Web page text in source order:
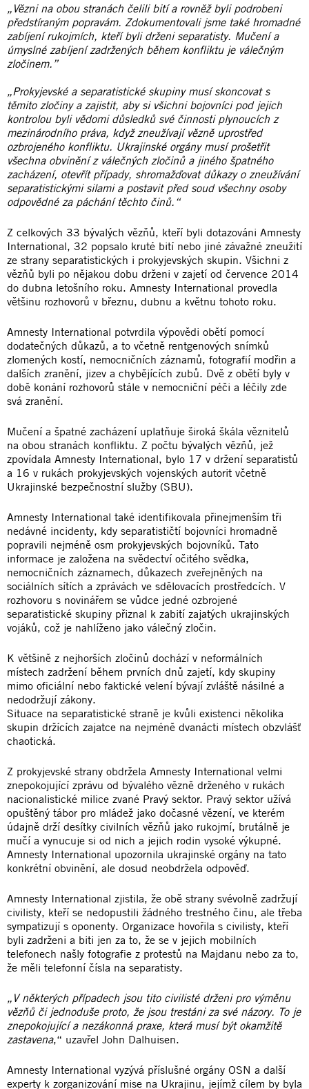
„Vězni na obou stranách čelili bití a rovněž byli podrobeni
předstíraným popravám. Zdokumentovali jsme také hromadné
zabíjení rukojmích, kteří byli drženi separatisty. Mučení a
úmyslné zabíjení zadržených během konfliktu je válečným
zločinem.”
„Prokyjevské a separatistické skupiny musí skoncovat s
těmito zločiny a zajistit, aby si všichni bojovníci pod jejich
kontrolou byli vědomi důsledků své činnosti plynoucích z
mezinárodního práva, když zneužívají vězně uprostřed
ozbrojeného konfliktu. Ukrajinské orgány musí prošetřit
všechna obvinění z válečných zločinů a jiného špatného
zacházení, otevřít případy, shromažďovat důkazy o zneužívání
separatistickými silami a postavit před soud všechny osoby
odpovědné za páchání těchto činů.“
Z celkových 33 bývalých vězňů, kteří byli dotazováni Amnesty
International, 32 popsalo kruté bití nebo jiné závažné zneužití
ze strany separatistických i prokyjevských skupin. Všichni z
vězňů byli po nějakou dobu drženi v zajetí od července 2014
do dubna letošního roku. Amnesty International provedla
většinu rozhovorů v březnu, dubnu a květnu tohoto roku.
Amnesty International potvrdila výpovědi obětí pomocí
dodatečných důkazů, a to včetně rentgenových snímků
zlomených kostí, nemocničních záznamů, fotografií modřin a
dalších zranění, jizev a chybějících zubů. Dvě z obětí byly v
době konání rozhovorů stále v nemocniční péči a léčily zde
svá zranění.
Mučení a špatné zacházení uplatňuje široká škála věznitelů
na obou stranách konfliktu. Z počtu bývalých vězňů, jež
zpovídala Amnesty International, bylo 17 v držení separatistů
a 16 v rukách prokyjevských vojenských autorit včetně
Ukrajinské bezpečnostní služby (SBU).
Amnesty International také identifikovala přinejmenším tři
nedávné incidenty, kdy separatističtí bojovníci hromadně
popravili nejméně osm prokyjevských bojovníků. Tato
informace je založena na svědectví očitého svědka,
nemocničních záznamech, důkazech zveřejněných na
sociálních sítích a zprávách ve sdělovacích prostředcích. V
rozhovoru s novinářem se vůdce jedné ozbrojené
separatistické skupiny přiznal k zabití zajatých ukrajinských
vojáků, což je nahlíženo jako válečný zločin.
K většině z nejhorších zločinů dochází v neformálních
místech zadržení během prvních dnů zajetí, kdy skupiny
mimo oficiální nebo faktické velení bývají zvláště násilné a
nedodržují zákony.
Situace na separatistické straně je kvůli existenci několika
skupin držících zajatce na nejméně dvanácti místech obzvlášť
chaotická.
Z prokyjevské strany obdržela Amnesty International velmi
znepokojující zprávu od bývalého vězně drženého v rukách
nacionalistické milice zvané Pravý sektor. Pravý sektor užívá
opuštěný tábor pro mládež jako dočasné vězení, ve kterém
údajně drží desítky civilních vězňů jako rukojmí, brutálně je
mučí a vynucuje si od nich a jejich rodin vysoké výkupné.
Amnesty International upozornila ukrajinské orgány na tato
konkrétní obvinění, ale dosud neobdržela odpověď.
Amnesty International zjistila, že obě strany svévolně zadržují
civilisty, kteří se nedopustili žádného trestného činu, ale třeba
sympatizují s oponenty. Organizace hovořila s civilisty, kteří
byli zadrženi a biti jen za to, že se v jejich mobilních
telefonech našly fotografie z protestů na Majdanu nebo za to,
že měli telefonní čísla na separatisty.
„V některých případech jsou tito civilisté drženi pro výměnu
vězňů či jednoduše proto, že jsou trestáni za své názory. To je
znepokojující a nezákonná praxe, která musí být okamžitě
zastavena,“ uzavřel John Dalhuisen.
Amnesty International vyzývá příslušné orgány OSN a další
experty k zorganizování mise na Ukrajinu, jejímž cílem by byla